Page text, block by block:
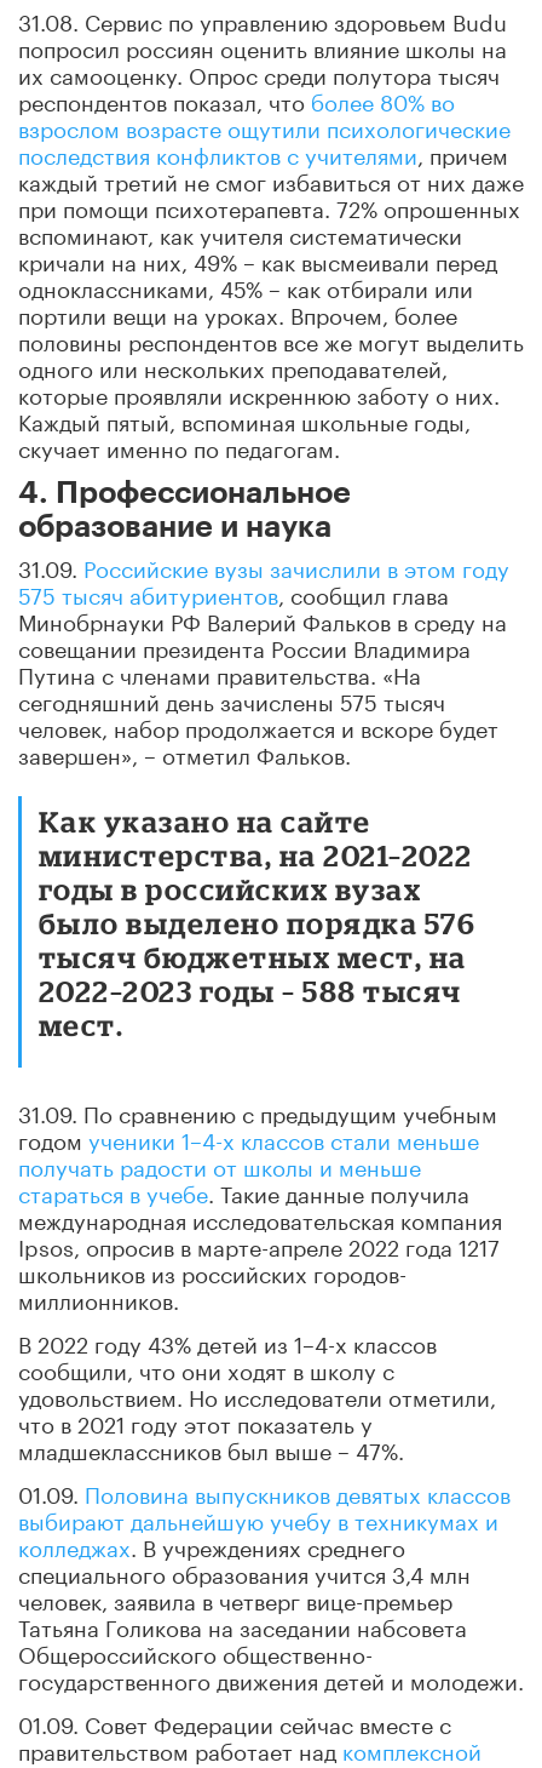
31.08. Сервис по управлению здоровьем Budu
попросил россиян оценить влияние школы на
их самооценку. Опрос среди полутора тысяч
респондентов показал, чтоболее 80% во
взрослом возрасте ощутили психологические
последствия конфликтов с учителями , причем
каждый третий не смог избавиться от них даже
при помощи психотерапевта. 72% опрошенных
вспоминают, как учителя систематически
кричали на них, 49% – как высмеивали перед
одноклассниками, 45% – как отбирали или
портили вещи на уроках. Впрочем, более
половины респондентов все же могут выделить
одного или нескольких преподавателей,
которые проявляли искреннюю заботу о них.
Каждый пятый, вспоминая школьные годы,
скучает именно по педагогам.
4. Профессиональное
образование и наука
31.09. Российские вузы зачислили в этом году
575 тысяч абитуриентов , сообщил глава
Минобрнауки РФ Валерий Фальков в среду на
совещании президента России Владимира
Путина с членами правительства. «На
сегодняшний день зачислены 575 тысяч
человек, набор продолжается и вскоре будет
завершен», – отметил Фальков.
Как указано на сайте
министерства, на 2021–2022
годы в российских вузах
было выделено порядка 576
тысяч бюджетных мест, на
2022–2023 годы – 588 тысяч
мест.
31.09. По сравнению с предыдущим учебным
годом ученики 1–4-х классов стали меньше
получать радости от школы и меньше
стараться в учебе . Такие данные получила
международная исследовательская компания
Ipsos, опросив в марте-апреле 2022 года 1217
школьников из российских городов-
миллионников.
В 2022 году 43% детей из 1–4-х классов
сообщили, что они ходят в школу с
удовольствием. Но исследователи отметили,
что в 2021 году этот показатель у
младшеклассников был выше – 47%.
01.09. Половина выпускников девятых классов
выбирают дальнейшую учебу в техникумах и
колледжах. В учреждениях среднего
специального образования учится 3,4 млн
человек, заявила в четверг вице-премьер
Татьяна Голикова на заседании набсовета
Общероссийского общественно-
государственного движения детей и молодежи.
01.09. Совет Федерации сейчас вместе с
правительством работает над комплексной